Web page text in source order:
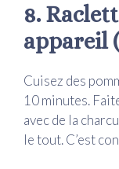
8.
appareil
Cuisez des
10 minutes.
avec de la
le tout. C’est